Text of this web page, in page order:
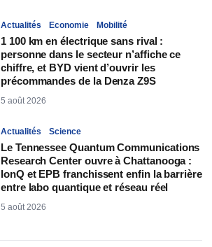
Actualités Economie Mobilité
1 100 km en électrique sans rival :
personne dans le secteur n’affiche ce
chiffre, et BYD vient d’ouvrir les
précommandes de la Denza Z9S
5 août 2026
Actualités Science
Le Tennessee Quantum Communications
Research Center ouvre à Chattanooga :
IonQ et EPB franchissent enfin la barrière
entre labo quantique et réseau réel
5 août 2026